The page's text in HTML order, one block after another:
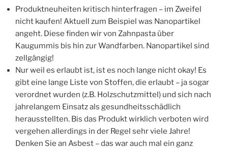
Produktneuheiten kritisch hinterfragen – im Zweifel
nicht kaufen! Aktuell zum Beispiel was Nanopartikel
angeht. Diese finden wir von Zahnpasta über
Kaugummis bis hin zur Wandfarben. Nanopartikel sind
zellgängig!
Nur weil es erlaubt ist, ist es noch lange nicht okay! Es
gibt eine lange Liste von Stoffen, die erlaubt – ja sogar
verordnet wurden (z.B. Holzschutzmittel) und sich nach
jahrelangem Einsatz als gesundheitsschädlich
herausstellten. Bis das Produkt wirklich verboten wird
vergehen allerdings in der Regel sehr viele Jahre!
Denken Sie an Asbest – das war auch mal ein ganz